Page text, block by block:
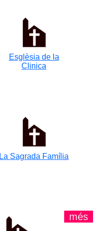
Esglèsia de la
Clinica
La Sagrada Família
més